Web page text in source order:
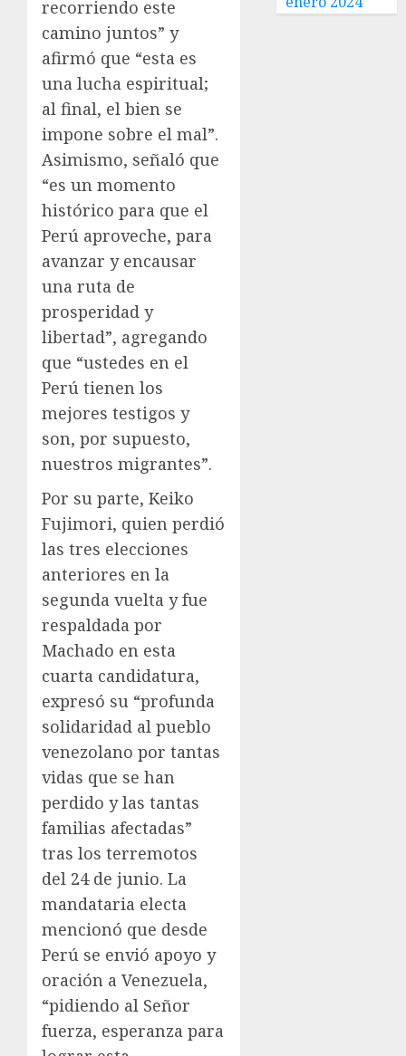
recorriendo este
camino juntos” y
afirmó que “esta es
una lucha espiritual;
al final, el bien se
impone sobre el mal”.
Asimismo, señaló que
“es un momento
histórico para que el
Perú aproveche, para
avanzar y encausar
una ruta de
prosperidad y
libertad”, agregando
que “ustedes en el
Perú tienen los
mejores testigos y
son, por supuesto,
nuestros migrantes”.
Por su parte, Keiko
Fujimori, quien perdió
las tres elecciones
anteriores en la
segunda vuelta y fue
respaldada por
Machado en esta
cuarta candidatura,
expresó su “profunda
solidaridad al pueblo
venezolano por tantas
vidas que se han
perdido y las tantas
familias afectadas”
tras los terremotos
del 24 de junio. La
mandataria electa
mencionó que desde
Perú se envió apoyo y
oración a Venezuela,
“pidiendo al Señor
fuerza, esperanza para